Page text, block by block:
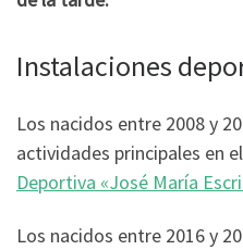
Instalaciones
Los nacidos entre 2008 y
actividades principales en el
Deportiva «José María
Los nacidos entre 2016 y